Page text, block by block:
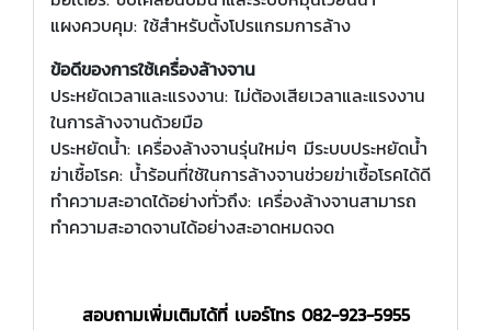
แผงควบคุม: ใช้สำหรับตั้งโปรแกรมการล้าง
ข้อดีของการใช้เครื่องล้างจาน
ประหยัดเวลาและแรงงาน: ไม่ต้องเสียเวลาและแรงงาน
ในการล้างจานด้วยมือ
ประหยัดน้ำ: เครื่องล้างจานรุ่นใหม่ๆ มีระบบประหยัดน้ำ
ฆ่าเชื้อโรค: น้ำร้อนที่ใช้ในการล้างจานช่วยฆ่าเชื้อโรคได้ดี
ทำความสะอาดได้อย่างทั่วถึง: เครื่องล้างจานสามารถ
ทำความสะอาดจานได้อย่างสะอาดหมดจด
สอบถามเพิ่มเติมได้ที่ เบอร์โทร 082-923-5955